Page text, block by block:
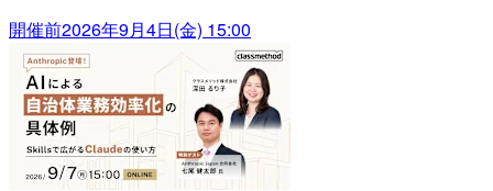
開催前2026年9月4日(金) 15:00